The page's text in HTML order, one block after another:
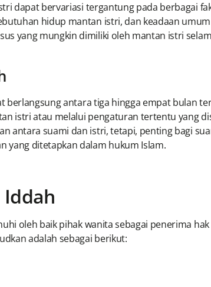
dapat bervariasi tergantung pada berbagai
hidup mantan istri, dan keadaan
yang mungkin dimiliki oleh mantan istri
berlangsung antara tiga hingga empat bulan
istri atau melalui pengaturan tertentu yang
antara suami dan istri, tetapi, penting bagi
yang ditetapkan dalam hukum Islam.
oleh baik pihak wanita sebagai penerima
adalah sebagai berikut: